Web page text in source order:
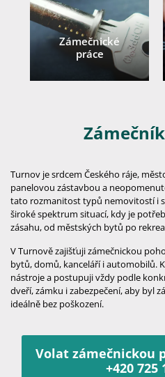
Zámečnické
práce
Turnov je srdcem Českého ráje,
panelovou zástavbou a
tato rozmanitost typů nemovitostí i
široké spektrum situací, kdy je
zásahu, od městských bytů po
V Turnově zajišťuji zámečnickou
bytů, domů, kanceláří i automobilů.
nástroje a postupuji vždy podle
dveří, zámku i zabezpečení, aby byl
ideálně bez poškození.
Volat zámečnickou
+420 725